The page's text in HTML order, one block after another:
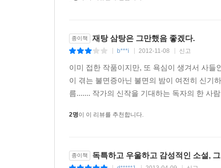
종이책 재탕 삼탕은 그만했음 좋겠다.
b***i 2012-11-08 신고
이미 접한 작품이지만, 또 욕심이 생겨서 사
이 겪는 불면증아닌 불면의 밤이 여전히 신기
름....... 작가의 신작을 기대하는 독자의 한 사
2명이 이 리뷰를 추천합니다.
종이책 독특하고 우울하고 감성적인 소설,